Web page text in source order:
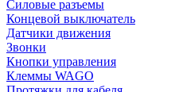
Силовые разъемы
Концевой выключатель
Датчики движения
Звонки
Кнопки управления
Клеммы WAGO